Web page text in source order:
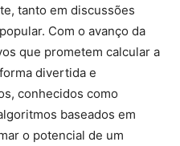
tanto em discussões
Com o avanço da
que prometem calcular a
divertida e
conhecidos como
baseados em
o potencial de um